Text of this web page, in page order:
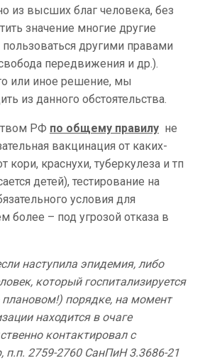
высших благ человека, без
значение многие другие
другими правами
передвижения и др.).
или иное решение, мы
из данного обстоятельства.
РФ по общему правилу не
вакцинация от каких-
кори, краснухи, туберкулеза и тп
детей), тестирование на
условия для
более – под угрозой отказа в
наступила эпидемия, либо
который госпитализируется
порядке, на момент
находится в очаге
контактировал с
2759-2760 СанПиН 3.3686-21